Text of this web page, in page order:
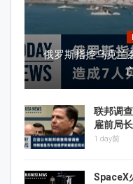
俄罗斯指控乌克兰
联邦调
雇前局
1 day前
SpaceX